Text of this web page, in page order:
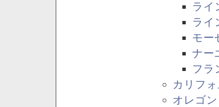
ライ
ライ
モー
ナー
フラ
カリフ
オレゴ